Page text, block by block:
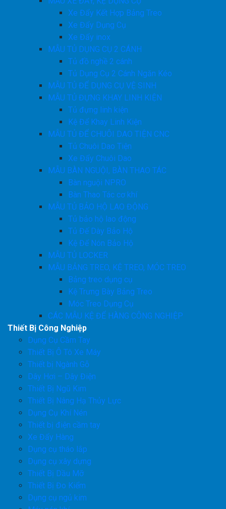
Xe Đẩy Kết Hợp Bảng Treo
Xe Đẩy Dụng Cụ
Xe Đẩy inox
MẪU TỦ DỤNG CỤ 2 CÁNH
Tủ đồ nghề 2 cánh
Tủ Dụng Cụ 2 Cánh Ngăn Kéo
MẪU TỦ ĐỂ DỤNG CỤ VỆ SINH
MẪU TỦ ĐỰNG KHAY LINH KIỆN
Tủ đựng linh kiện
Kệ Để Khay Linh Kiện
MẪU TỦ ĐỂ CHUÔI DAO TIỆN CNC
Tủ Chuôi Dao Tiện
Xe Đẩy Chuôi Dao
MẪU BÀN NGUỘI, BÀN THAO TÁC
Bàn nguội NPRO
Bàn Thao Tác cơ khí
MẪU TỦ BẢO HỘ LAO ĐỘNG
Tủ bảo hộ lao động
Tủ Đế Dày Bảo Hộ
Kệ Để Nón Bảo Hộ
MẪU TỦ LOCKER
MẪU BẢNG TREO, KỆ TREO, MÓC TREO
Bảng treo dụng cụ
Kệ Trưng Bày Bảng Treo
Móc Treo Dụng Cụ
CÁC MẪU KỆ ĐỂ HÀNG CÔNG NGHIỆP
Thiết Bị Công Nghiệp
Dụng Cụ Cầm Tay
Thiết Bị Ô Tô Xe Máy
Thiết bị Ngành Gỗ
Dây Hơi – Dây Điện
Thiết Bị Ngũ Kim
Thiết Bị Nâng Hạ Thủy Lực
Dụng Cụ Khí Nén
Thiết bị điện cầm tay
Xe Đẩy Hàng
Dụng cụ tháo lắp
Dụng cụ xây dựng
Thiết Bị Dầu Mỡ
Thiết Bị Đo Kiểm
Dụng cụ ngủ kim